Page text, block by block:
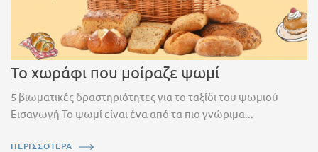
Το χωράφι που μοίραζε ψωμί
5 βιωματικές δραστηριότητες για το ταξίδι του ψωμιού
Εισαγωγή Το ψωμί είναι ένα από τα πιο γνώριμα...
ΠΕΡΙΣΣΟΤΕΡΑ